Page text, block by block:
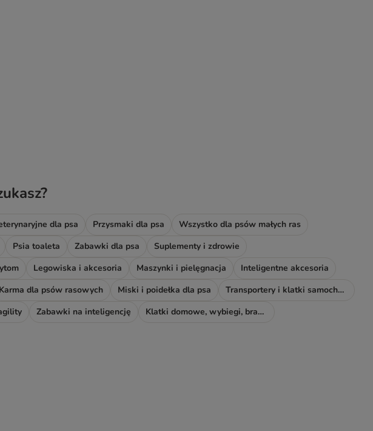
dla psa Przysmaki dla psa
Wszystko dla psów małych ras
Psia toaleta Zabawki dla psa
Suplementy i zdrowie
Legowiska i akcesoria Maszynki i pielęgnacja
Inteligentne akcesoria
Karma dla psów rasowych Miski i poidełka dla psa
Transportery i klatki samochodowe
Zabawki na inteligencję
Klatki domowe, wybiegi, bramki i rampy